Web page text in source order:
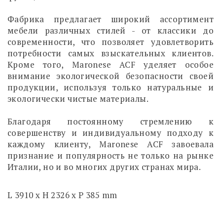
Фабрика предлагает широкий ассортимент
мебели различных стилей - от классики до
современности, что позволяет удовлетворить
потребности самых взыскательных клиентов.
Кроме того, Maronese ACF уделяет особое
внимание экологической безопасности своей
продукции, используя только натуральные и
экологически чистые материалы.
Благодаря постоянному стремлению к
совершенству и индивидуальному подходу к
каждому клиенту, Maronese ACF завоевала
признание и популярность не только на рынке
Италии, но и во многих других странах мира.
L 3910 x H 2326 x P 385 mm